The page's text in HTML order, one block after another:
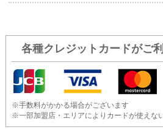
各種クレジットカードがご
※手数料がかかる場合がございます
※一部加盟店・エリアによりカードが使えな